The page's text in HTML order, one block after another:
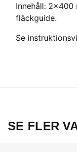
Innehåll: 2x400
fläckguide.
Se
SE FLER